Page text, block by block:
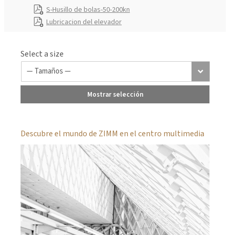
S-Husillo de bolas-50-200kn
Lubricacion del elevador
Select a size
Mostrar selección
Descubre el mundo de ZIMM en el centro multimedia